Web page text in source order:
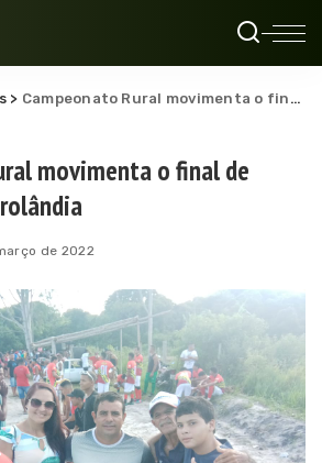
> Campeonato Rural movimenta o final de semana em Petrolândia
movimenta o final de
de 2022